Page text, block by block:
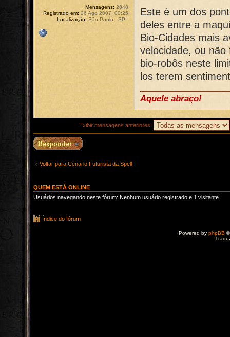
Este é um dos
deles entre a
Bio-Cidades mais
velocidade, ou
bio-robôs neste
los terem
Aquele abraço!
Mensagens: 2848
Registrado em: 26 Ago 2007, 00:25
Localização: São Paulo - SP -
Exibir mensagens anteriores:
Voltar para Cenário Futurista da Spell
QUEM ESTÁ ONLINE
Usuários navegando neste fórum: Nenhum usuário registrado e 1 visitante
Índice do fórum
Powered by phpBB